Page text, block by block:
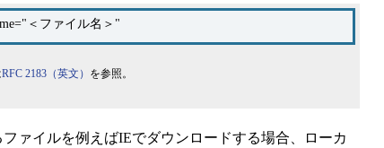
＜ファイル名＞"
RFC 2183（英文） を参照。
ァイルを例えばIEでダウンロードする場合、ローカ